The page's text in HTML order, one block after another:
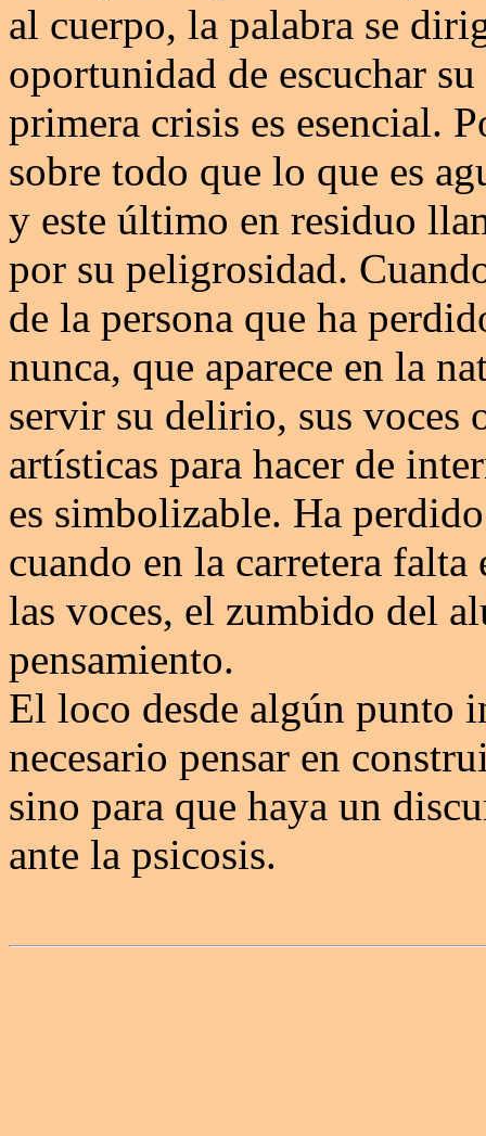
al cuerpo, la palabra se
oportunidad de escuchar
primera crisis es esencial.
sobre todo que lo que es
y este último en residuo
por su peligrosidad.
de la persona que ha
nunca, que aparece en la
servir su delirio, sus voces
artísticas para hacer de
es simbolizable. Ha
cuando en la carretera
las voces, el zumbido del
pensamiento.
El loco desde algún punto
necesario pensar en
sino para que haya un
ante la psicosis.